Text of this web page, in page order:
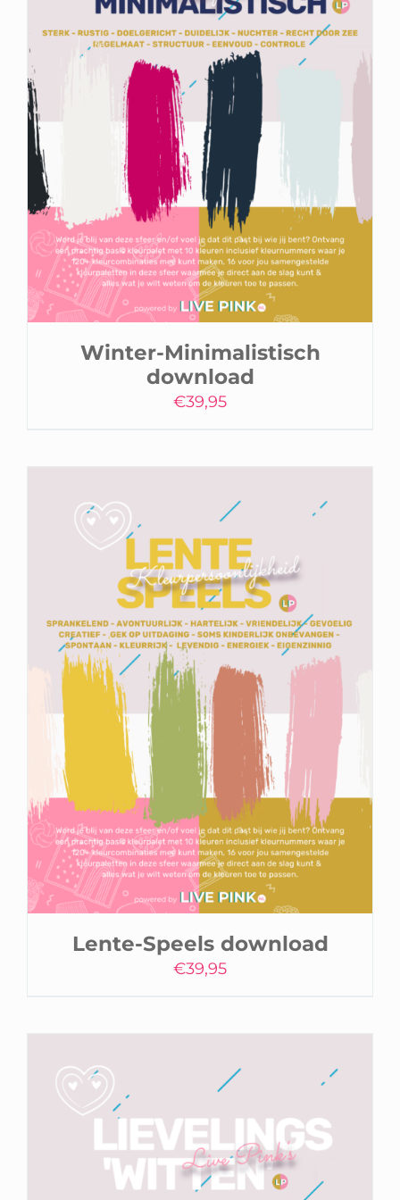
Winkelwagen
Winter-Minimalistisch
download
€39,95
Lente-Speels download
€39,95